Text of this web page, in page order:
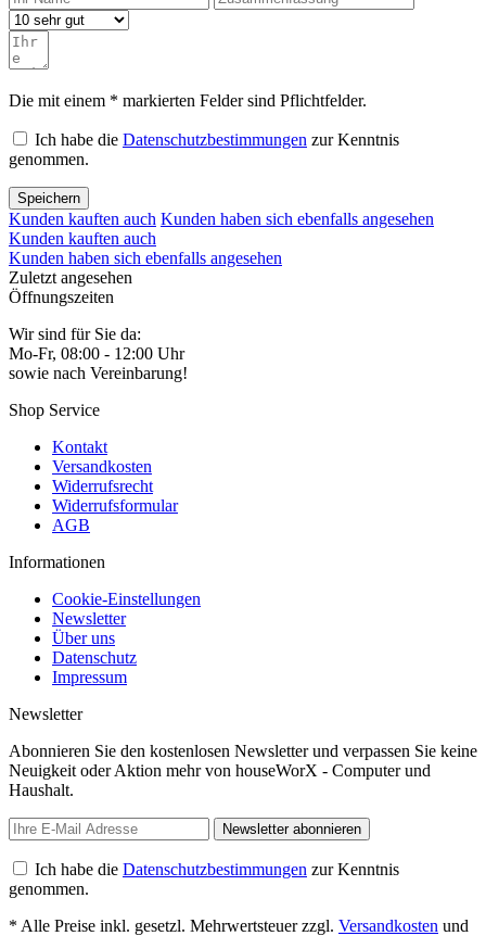
Die mit einem * markierten Felder sind Pflichtfelder.
Ich habe die Datenschutzbestimmungen zur Kenntnis
genommen.
Speichern
Kunden kauften auch Kunden haben sich ebenfalls angesehen
Kunden kauften auch
Kunden haben sich ebenfalls angesehen
Zuletzt angesehen
Öffnungszeiten
Wir sind für Sie da:
Mo-Fr, 08:00 - 12:00 Uhr
sowie nach Vereinbarung!
Shop Service
Kontakt
Versandkosten
Widerrufsrecht
Widerrufsformular
AGB
Informationen
Cookie-Einstellungen
Newsletter
Über uns
Datenschutz
Impressum
Newsletter
Abonnieren Sie den kostenlosen Newsletter und verpassen Sie keine
Neuigkeit oder Aktion mehr von houseWorX - Computer und
Haushalt.
Newsletter abonnieren
Ich habe die Datenschutzbestimmungen zur Kenntnis
genommen.
* Alle Preise inkl. gesetzl. Mehrwertsteuer zzgl. Versandkosten und